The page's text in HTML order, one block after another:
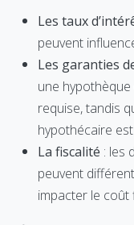
Les taux
peuvent
Les garanties
une
requise, tandis
hypothécaire
La fiscalité : les
peuvent
impacter le coût